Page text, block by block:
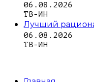
06.08.2026
ТВ-ИН
Лучший
06.08.2026
ТВ-ИН